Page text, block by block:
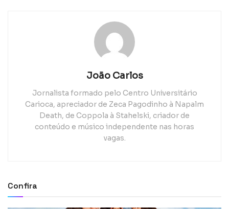
João Carlos
Jornalista formado pelo Centro Universitário
Carioca, apreciador de Zeca Pagodinho à Napalm
Death, de Coppola à Stahelski, criador de
conteúdo e músico independente nas horas
vagas.
Confira